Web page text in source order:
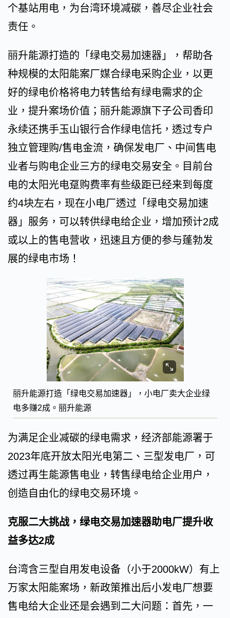
个基站用电，为台湾环境减碳，善尽企业社会
责任。
丽升能源打造的「绿电交易加速器」，帮助各
种规模的太阳能案厂媒合绿电采购企业，以更
好的绿电价格将电力转售给有绿电需求的企
业，提升案场价值；丽升能源旗下子公司香印
永续还携手玉山银行合作绿电信托，透过专户
独立管理购/售电金流，确保发电厂、中间售电
业者与购电企业三方的绿电交易安全。目前台
电的太阳光电趸购费率有些级距已经来到每度
约4块左右，现在小电厂透过「绿电交易加速
器」服务，可以转供绿电给企业，增加预计2成
或以上的售电营收，迅速且方便的参与蓬勃发
展的绿电市场！
丽升能源打造「绿电交易加速器」，小电厂卖大企业绿
电多赚2成。丽升能源
为满足企业减碳的绿电需求，经济部能源署于
2023年底开放太阳光电第二、三型发电厂，可
透过再生能源售电业，转售绿电给企业用户，
创造自由化的绿电交易环境。
克服二大挑战，绿电交易加速器助电厂提升收
益多达2成
台湾含三型自用发电设备（小于2000kW）有上
万家太阳能案场，新政策推出后小发电厂想要
售电给大企业还是会遇到二大问题：首先，一